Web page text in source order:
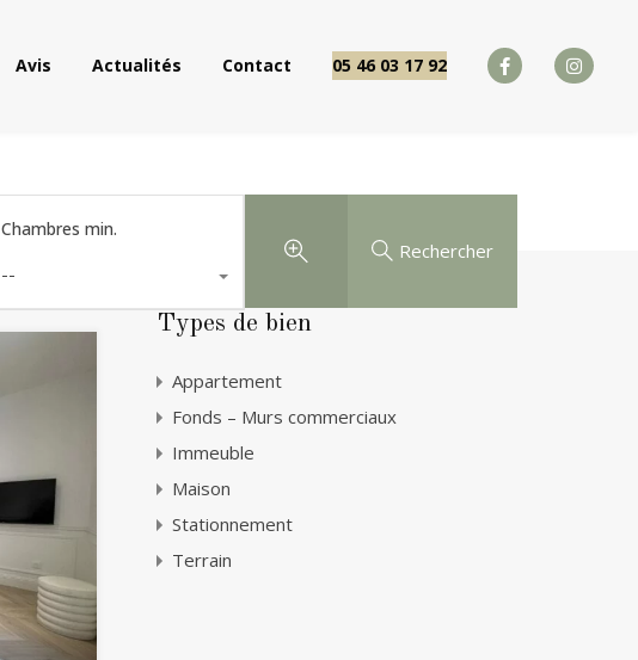
Avis Actualités Contact 05 46 03 17 92
Chambres min.
--
Rechercher
Types de bien
Appartement
Fonds – Murs commerciaux
Immeuble
Maison
Stationnement
Terrain